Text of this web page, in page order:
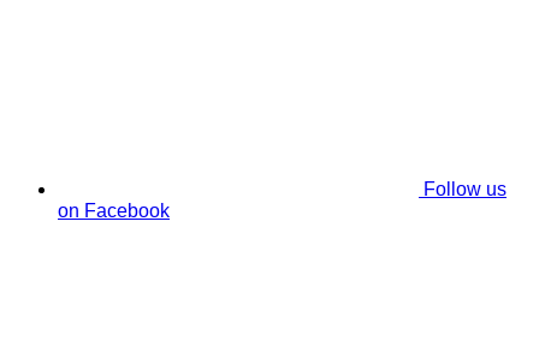
Follow us
on Facebook